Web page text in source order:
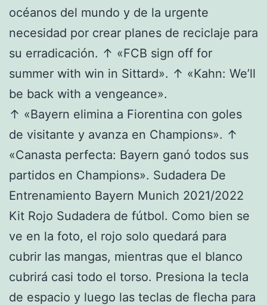
océanos del mundo y de la urgente
necesidad por crear planes de reciclaje para
su erradicación. ↑ «FCB sign off for
summer with win in Sittard». ↑ «Kahn: We’ll
be back with a vengeance».
↑ «Bayern elimina a Fiorentina con goles
de visitante y avanza en Champions». ↑
«Canasta perfecta: Bayern ganó todos sus
partidos en Champions». Sudadera De
Entrenamiento Bayern Munich 2021/2022
Kit Rojo Sudadera de fútbol. Como bien se
ve en la foto, el rojo solo quedará para
cubrir las mangas, mientras que el blanco
cubrirá casi todo el torso. Presiona la tecla
de espacio y luego las teclas de flecha para